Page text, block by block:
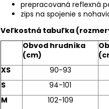
prepracovaná reflexná
zips na spojenie s
Veľkostná tabuľka
Obvod hrudníka
(cm)
XS
90-93
S
94-101
M
102-109